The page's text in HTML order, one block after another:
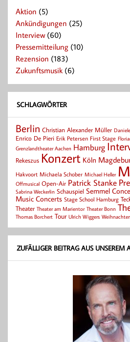
Aktion (5)
Ankündigungen (25)
Interview(60)
Pressemitteilung (10)
Rezension (183)
Zukunftsmusik (6)
SCHLAGWÖRTER
Berlin Christian Alexander Müller
Enrico De Pieri Erik Petersen First Stage
Grenzlandtheater Aachen Hamburg
Rekeszus Konzert Köln
Hakvoort Michaela Schober Michael Heller
Offmusical Open-Air Patrick Stanke
Sabrina Weckerlin Schauspiel Semmel
Music Concerts Stage School Hamburg
Theater Theater am Marientor Theater Bonn
Thomas Borchert Tour Ulrich Wiggers
ZUFÄLLIGER BEITRAG AUS UNSEREM